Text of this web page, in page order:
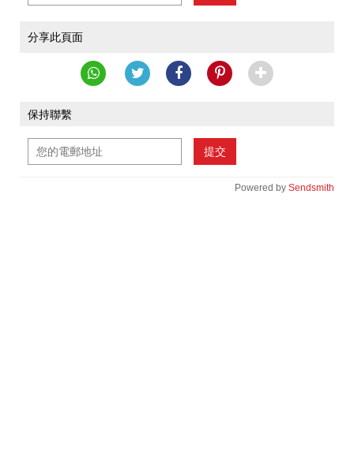
分享此頁面
保持聯繫
提交
Powered by Sendsmith